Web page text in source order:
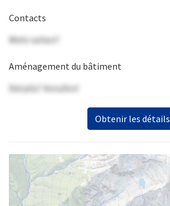
Contacts
Mehr sehen?
Aménagement du bâtiment
Details? Anrufen!
Obtenir les détails